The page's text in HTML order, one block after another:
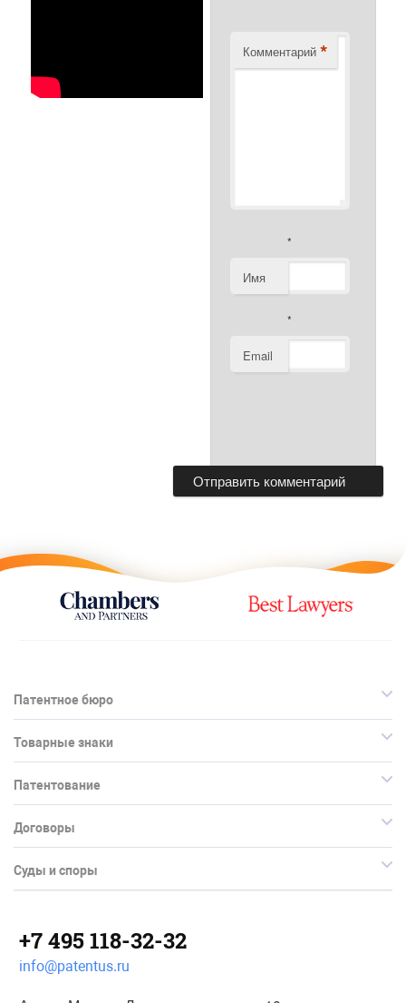
Комментарий *
Имя
*
Email
*
Патентное бюро
Товарные знаки
Патентование
Договоры
Суды и споры
+7 495 118-32-32
info@patentus.ru